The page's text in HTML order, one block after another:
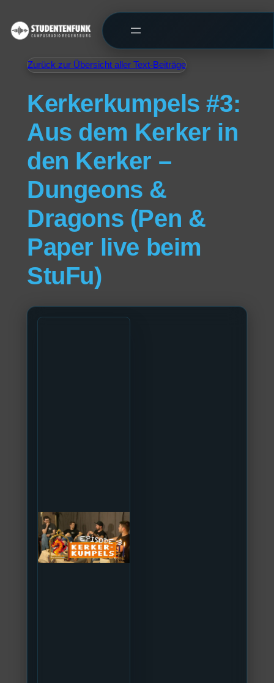
Zurück zur Übersicht aller Text-Beiträge
Kerkerkumpels #3:
Aus dem Kerker in
den Kerker –
Dungeons &
Dragons (Pen &
Paper live beim
StuFu)